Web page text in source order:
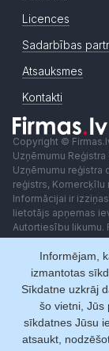
Licences
Sadarbības
Atsauksmes
Kontakti
Copyright ©
Uzņēmumu
Uzņēmumu reģistra
reģistrs, Komercķīlu
Informācijai ir
lietotājs apņemas
Autortiesību likumu.
lēmumiem, kas
izmantot jebkādas
piekļuvei sistēmai
redaktore: Ingūna
Lietošanas noteikumi
Informējam,
izmantotas
Sīkdatne uzkrāj
šo vietni, Jūs
sīkdatnes Jūsu
atsaukt,